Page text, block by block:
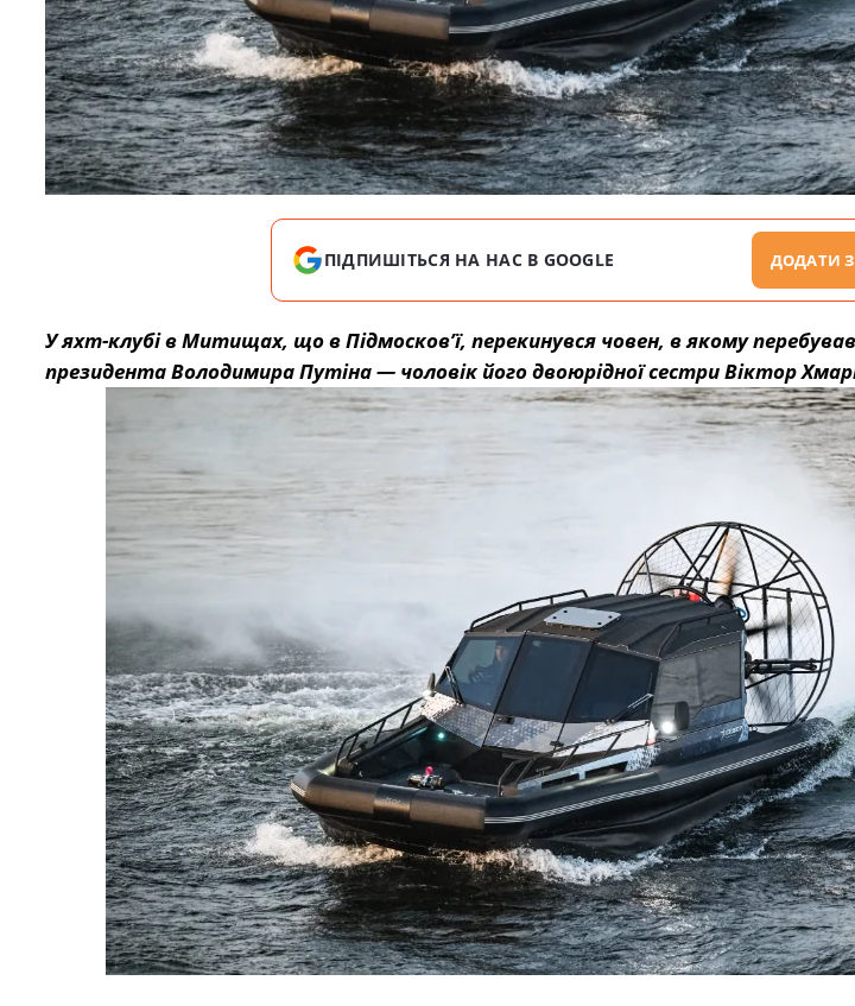
ПІДПИШІТЬСЯ НА НАС В GOOGLE ДОДАТИ
У яхт-клубі в Митищах, що в Підмосков’ї, перекинувся човен, в якому
президента Володимира Путіна — чоловік його двоюрідної сестри Віктор